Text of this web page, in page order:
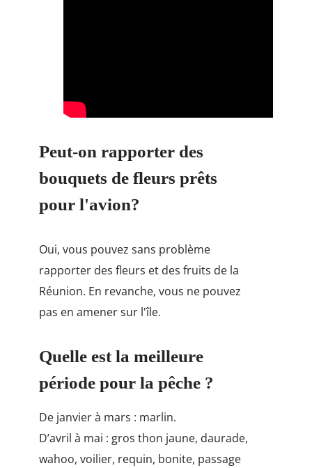
Peut-on rapporter des
bouquets de fleurs prêts
pour l'avion?
Oui, vous pouvez sans problème
rapporter des fleurs et des fruits de la
Réunion. En revanche, vous ne pouvez
pas en amener sur l'île.
Quelle est la meilleure
période pour la pêche ?
De janvier à mars : marlin.
D’avril à mai : gros thon jaune, daurade,
wahoo, voilier, requin, bonite, passage